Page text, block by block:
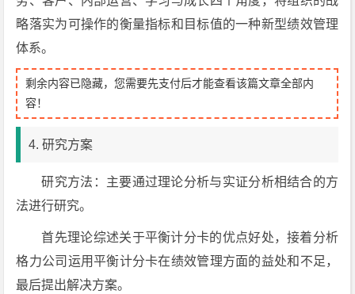
略落实为可操作的衡量指标和目标值的一种新型绩效管理
体系。
剩余内容已隐藏，您需要先支付后才能查看该篇文章全部内
容！
4. 研究方案
研究方法：主要通过理论分析与实证分析相结合的方
法进行研究。
首先理论综述关于平衡计分卡的优点好处，接着分析
格力公司运用平衡计分卡在绩效管理方面的益处和不足，
最后提出解决方案。